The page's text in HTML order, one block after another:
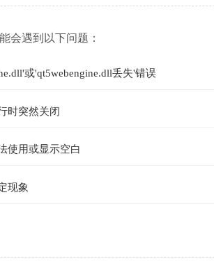
会遇到以下问题：
或'qt5webengine.dll丢失'错误
时突然关闭
使用或显示空白
现象